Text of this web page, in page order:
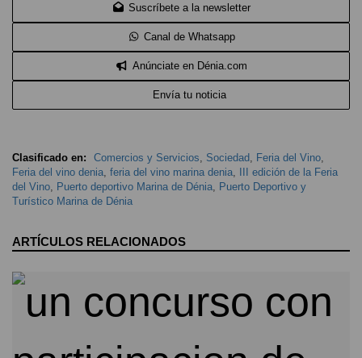
Suscríbete a la newsletter
Canal de Whatsapp
Anúnciate en Dénia.com
Envía tu noticia
Clasificado en: Comercios y Servicios Sociedad Feria del Vino
Feria del vino denia feria del vino marina denia III edición de la Feria
del Vino Puerto deportivo Marina de Dénia Puerto Deportivo y
Turístico Marina de Dénia
ARTÍCULOS RELACIONADOS